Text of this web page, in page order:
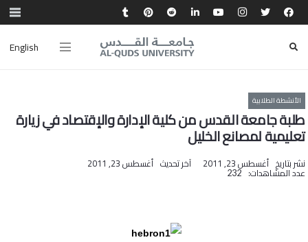
English
الأنشطة الطلابية
طلبة جامعة القدس من كلية الإدارة والإقتصاد في زيارة
تعليمية لمصانع الخليل
نشر بتاريخ أغسطس 23, 2011 آخر تحديث أغسطس 23, 2011
عدد المشاهدات: 232